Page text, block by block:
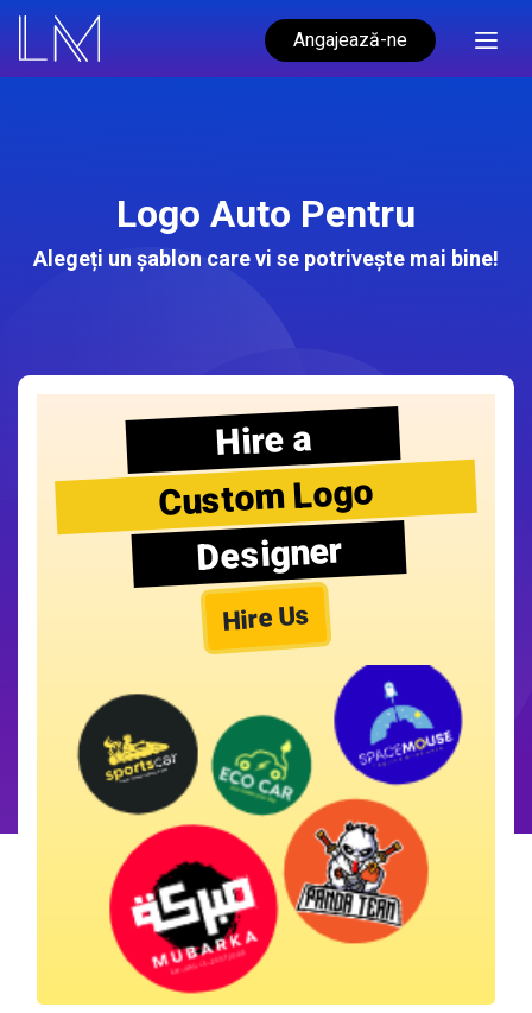
Angajează-ne
Logo Auto Pentru
Alegeți un șablon care vi se potrivește mai bine!
Hire a
Custom Logo
Designer
Hire Us